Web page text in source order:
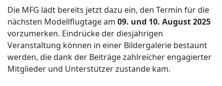
Die MFG lädt bereits jetzt dazu ein, den Termin für die
nächsten Modellflugtage am 09. und 10. August 2025
vorzumerken. Eindrücke der diesjährigen
Veranstaltung können in einer Bildergalerie bestaunt
werden, die dank der Beiträge zahlreicher engagierter
Mitglieder und Unterstützer zustande kam.